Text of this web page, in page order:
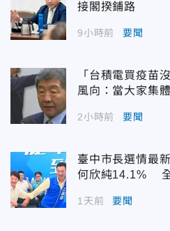
接閣揆鋪路
9小時前 要聞
「台積電買疫苗
風向：當大家集
2小時前 要聞
臺中市長選情最
何欣純14.1% 全
1天前 要聞